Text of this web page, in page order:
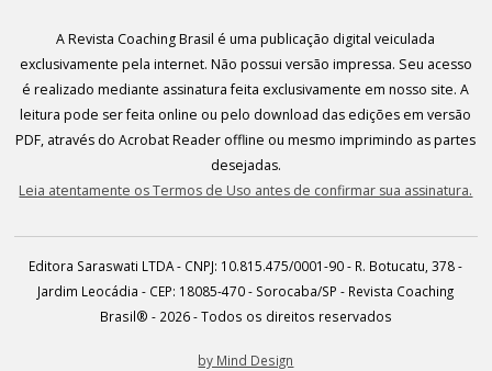
A Revista Coaching Brasil é uma publicação digital veiculada
exclusivamente pela internet. Não possui versão impressa. Seu acesso
é realizado mediante assinatura feita exclusivamente em nosso site. A
leitura pode ser feita online ou pelo download das edições em versão
PDF, através do Acrobat Reader offline ou mesmo imprimindo as partes
desejadas.
Leia atentamente os Termos de Uso antes de confirmar sua assinatura.
Editora Saraswati LTDA - CNPJ: 10.815.475/0001-90 - R. Botucatu, 378 -
Jardim Leocádia - CEP: 18085-470 - Sorocaba/SP - Revista Coaching
Brasil® - 2026 - Todos os direitos reservados
by Mind Design